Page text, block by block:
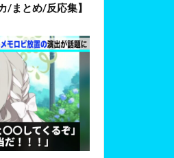
/まとめ/反応集】